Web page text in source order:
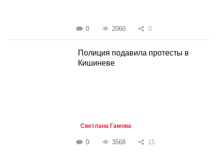
0 2060 0
Полиция подавила протесты в
Кишиневе
Светлана Гамова
0 3568 15